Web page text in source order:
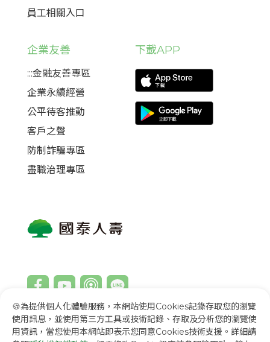
🍪為提供個人化體驗服務，本網站使用Cookies記錄存取您的瀏覽
使用訊息，並使用第三方工具或技術記錄、存取及分析您的瀏覽使
用資訊，當您使用本網站即表示您同意Cookies技術支援。詳細請
員工相關入口
企業友善
:::金融友善專區
企業永續經營
公平待客推動
客戶之聲
防制詐騙專區
盡職治理專區
下載APP
回首頁 English Việt Nam